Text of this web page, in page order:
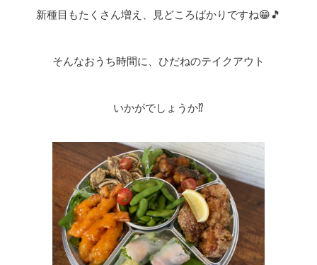
新種目もたくさん増え、見どころばかりですね😁🎵
そんなおうち時間に、ひだねのテイクアウト
いかがでしょうか⁉